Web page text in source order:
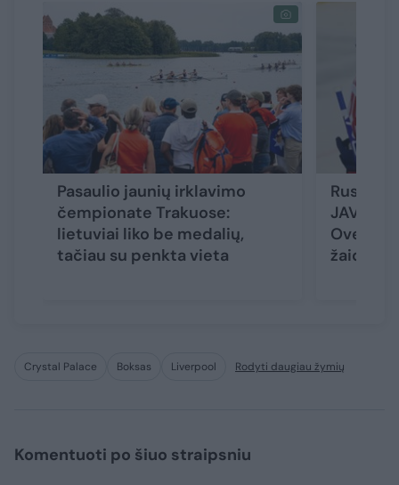
Pasaulio jaunių irklavimo
čempionate Trakuose:
lietuviai liko be medalių,
tačiau su penkta vieta
Rusija
JAV
Crystal Palace Boksas Liverpool Rodyti daugiau žymių
Komentuoti po šiuo straipsniu